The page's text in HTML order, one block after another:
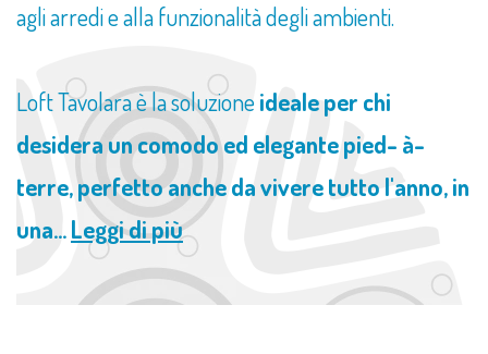
agli arredi e alla funzionalità degli ambienti.
Loft Tavolara è la soluzioneideale per chi
desidera un comodo ed elegante pied- à-
terre, perfetto anche da vivere tutto l'anno, in
una...Leggi di più